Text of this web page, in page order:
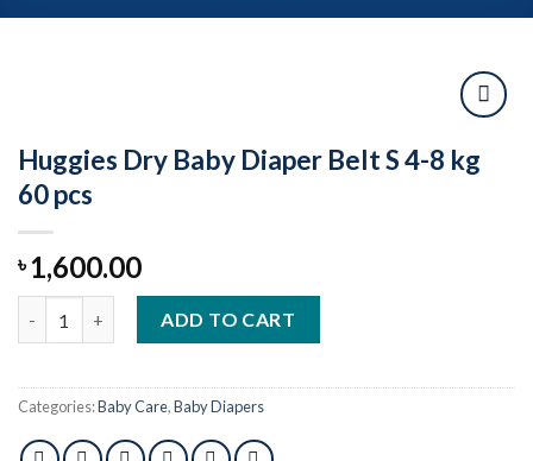
Add to
Huggies Dry Baby Diaper Belt S 4-8 kg
60 pcs
৳1,600.00
ADD TO CART
Categories:Baby Care,Baby Diapers